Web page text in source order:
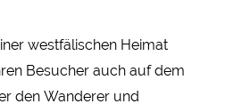
westfälischen Heimat
Besucher auch auf dem
den Wanderer und